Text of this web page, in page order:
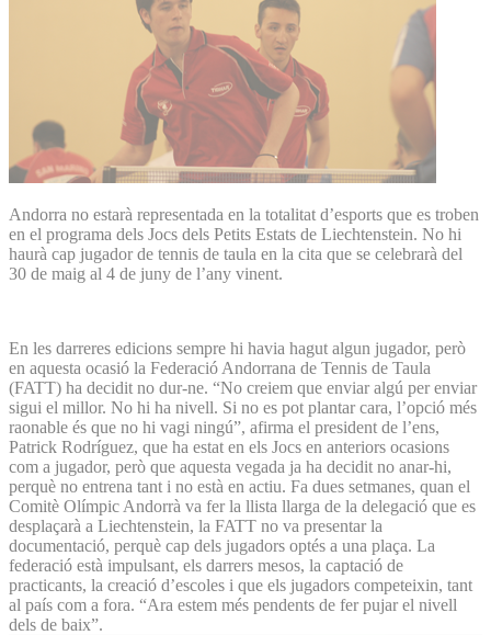
Andorra no estarà representada en la totalitat d’esports que es troben
en el programa dels Jocs dels Petits Estats de Liechtenstein. No hi
haurà cap jugador de tennis de taula en la cita que se celebrarà del
30 de maig al 4 de juny de l’any vinent.
En les darreres edicions sempre hi havia hagut algun jugador, però
en aquesta ocasió la Federació Andorrana de Tennis de Taula
(FATT) ha decidit no dur-ne. “No creiem que enviar algú per enviar
sigui el millor. No hi ha nivell. Si no es pot plantar cara, l’opció més
raonable és que no hi vagi ningú”, afirma el president de l’ens,
Patrick Rodríguez, que ha estat en els Jocs en anteriors ocasions
com a jugador, però que aquesta vegada ja ha decidit no anar-hi,
perquè no entrena tant i no està en actiu. Fa dues setmanes, quan el
Comitè Olímpic Andorrà va fer la llista llarga de la delegació que es
desplaçarà a Liechtenstein, la FATT no va presentar la
documentació, perquè cap dels jugadors optés a una plaça. La
federació està impulsant, els darrers mesos, la captació de
practicants, la creació d’escoles i que els jugadors competeixin, tant
al país com a fora. “Ara estem més pendents de fer pujar el nivell
dels de baix”.